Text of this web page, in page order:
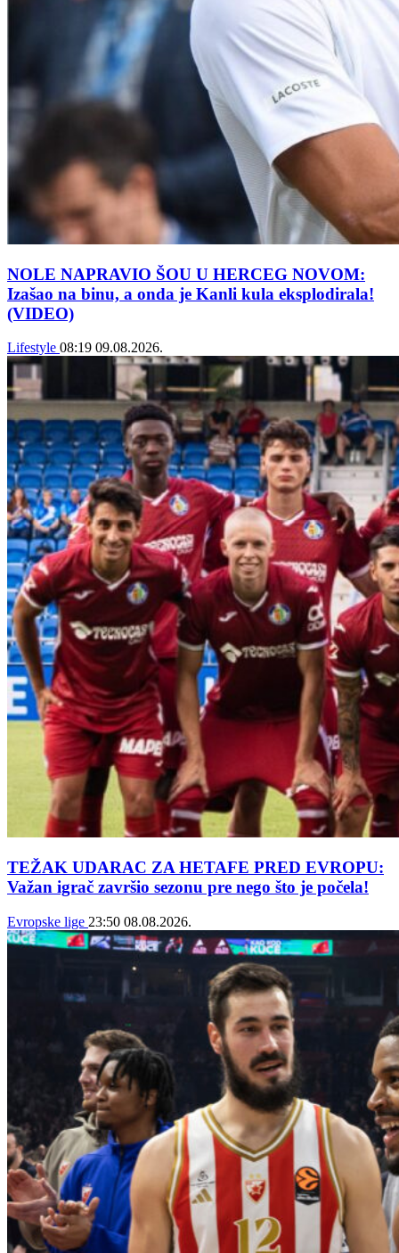
NOLE NAPRAVIO ŠOU U HERCEG NOVOM:
Izašao na binu, a onda je Kanli kula eksplodirala!
(VIDEO)
Lifestyle 08:19 09.08.2026.
TEŽAK UDARAC ZA HETAFE PRED EVROPU:
Važan igrač završio sezonu pre nego što je počela!
Evropske lige 23:50 08.08.2026.